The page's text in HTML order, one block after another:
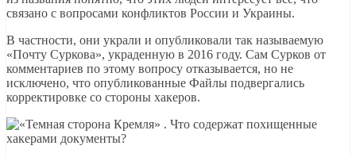
связано с вопросами конфликтов России и Украины.
В частности, они украли и опубликовали так называемую
«Почту Суркова», украденную в 2016 году. Сам Сурков от
комментариев по этому вопросу отказывается, но не
исключено, что опубликованные Файлы подвергались
корректировке со стороны хакеров.